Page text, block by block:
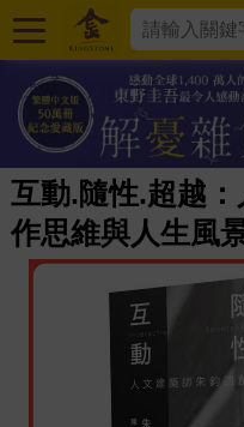
互動.隨性.超越
作思維與人生風